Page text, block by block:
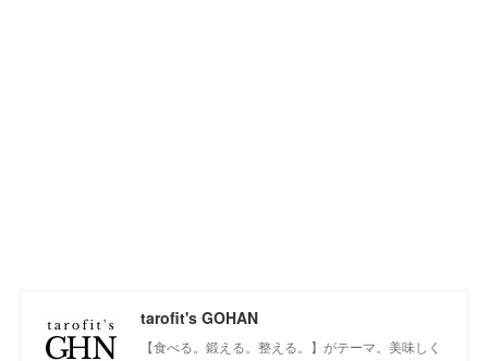
tarofit's GOHAN
【食べる。鍛える。整える。】がテーマ。美味しく